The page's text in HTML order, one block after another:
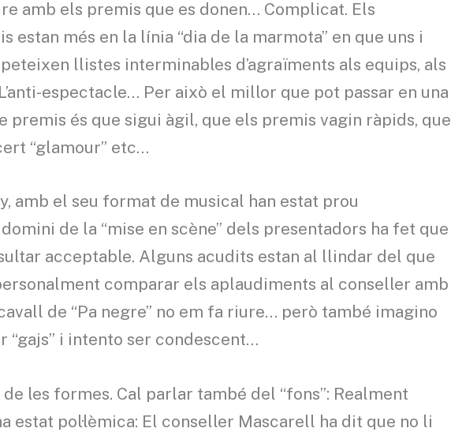
amb els premis que es donen… Complicat. Els
estan més en la línia “dia de la marmota” en que uns i
llistes interminables d’agraïments als equips, als
espectacle… Per això el millor que pot passar en una
premis és que sigui àgil, que els premis vagin ràpids, que
“glamour” etc…
amb el seu format de musical han estat prou
de la “mise en scène” dels presentadors ha fet que
acceptable. Alguns acudits estan al llindar del que
comparar els aplaudiments al conseller amb
de “Pa negre” no em fa riure… però també imagino
“gajs” i intento ser condescent…
les formes. Cal parlar també del “fons”: Realment
estat pol·lèmica: El conseller Mascarell ha dit que no li